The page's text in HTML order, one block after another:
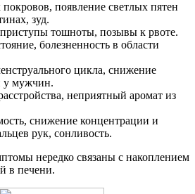
появление светлых пятен
зуд.
тошноты, позывы к рвоте.
болезненность в области
цикла, снижение
у мужчин.
неприятный аромат из
снижение концентрации и
рук, сонливость.
нередко связаны с накоплением
в печени.